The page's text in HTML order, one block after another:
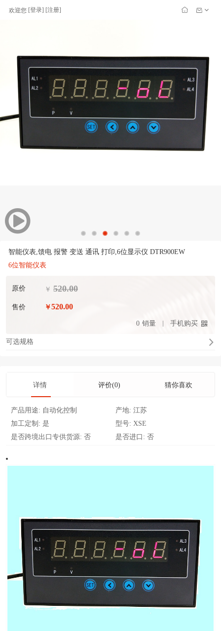
欢迎您 [登录] [注册]
智能仪表,馈电 报警 变送 通讯 打印,6位显示仪 DTR900EW
6位智能仪表
原价 ￥ 520.00
售价 ￥520.00
0 销量 手机购买
可选规格
详情 评价(0) 猜你喜欢
产品用途: 自动化控制 产地: 江苏
加工定制: 是 型号: XSE
是否跨境出口专供货源: 否 是否进口: 否